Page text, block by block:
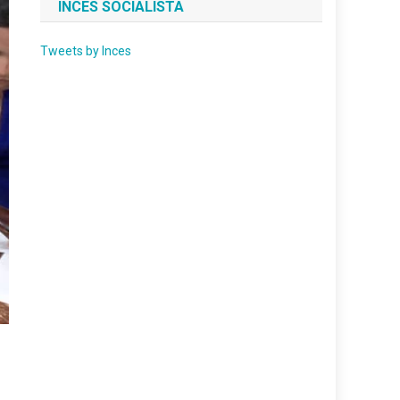
INCES SOCIALISTA
Tweets by Inces